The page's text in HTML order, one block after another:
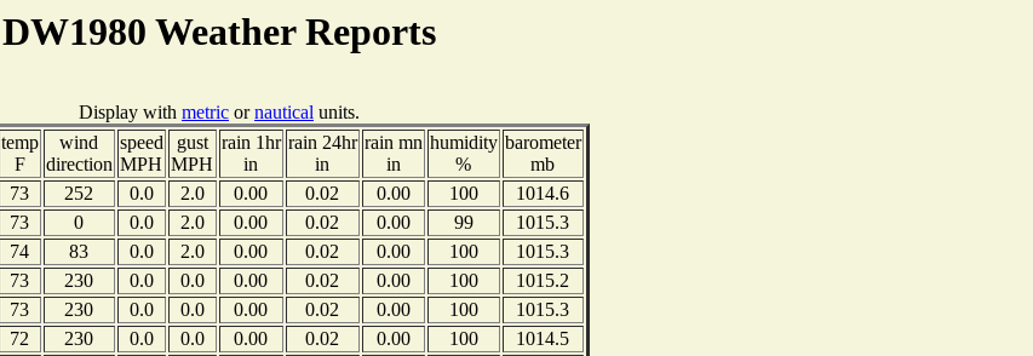
DW1980 Weather Reports
Display with metric ornautical units.
temp
F
wind
direction
speed
MPH
gust
MPH
rain 1hr
in
rain 24hr
in
rain mn
in
humidity
%
barometer
mb
73 252 0.0 2.0 0.00 0.02 0.00 100
1014.6
73 0 0.0 2.0 0.00 0.02 0.00 99
1015.3
74 83 0.0 2.0 0.00 0.02 0.00 100
1015.3
73 230 0.0 0.0 0.00 0.02 0.00 100
1015.2
73 230 0.0 0.0 0.00 0.02 0.00 100
1015.3
72 230 0.0 0.0 0.00 0.02 0.00 100
1014.5